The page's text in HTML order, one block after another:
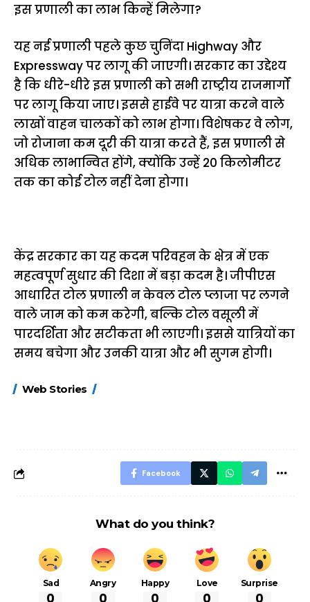
इस प्रणाली का लाभ किन्हें मिलेगा?
यह नई प्रणाली पहले कुछ चुनिंदा Highway और
Expressway पर लागू की जाएगी। सरकार का उद्देश्य
है कि धीरे-धीरे इस प्रणाली को सभी राष्ट्रीय राजमार्गों
पर लागू किया जाए। इससे हाईवे पर यात्रा करने वाले
लाखों वाहन चालकों को लाभ होगा। विशेषकर वे लोग,
जो रोजाना कम दूरी की यात्रा करते हैं, इस प्रणाली से
अधिक लाभान्वित होंगे, क्योंकि उन्हें 20 किलोमीटर
तक का कोई टोल नहीं देना होगा।
केंद्र सरकार का यह कदम परिवहन के क्षेत्र में एक
महत्वपूर्ण सुधार की दिशा में बड़ा कदम है। जीपीएस
आधारित टोल प्रणाली न केवल टोल प्लाजा पर लगने
वाले जाम को कम करेगी, बल्कि टोल वसूली में
पारदर्शिता और सटीकता भी लाएगी। इससे यात्रियों का
समय बचेगा और उनकी यात्रा और भी सुगम होगी।
Web Stories
FASTag के ये नए
Facebook
What do you think?
Sad
0
Angry
0
Happy
0
Love
0
Surprise
0